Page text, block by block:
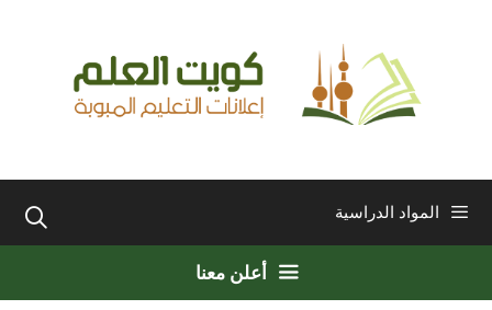
المواد الدراسية
أعلن معنا